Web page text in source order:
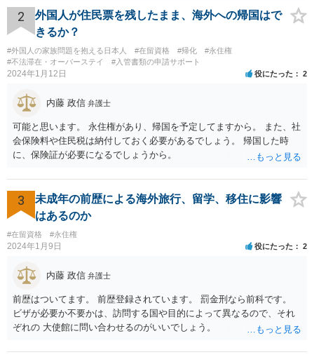
2
外国人が住民票を残したまま、海外への帰国はで
きるか？
#外国人の家族問題を抱える日本人 #在留資格 #帰化
#永住権
#不法滞在・オーバーステイ
#入管書類の申請サポート
2024年1月12日 役にたった 2
内藤 政信 弁護士
可能と思います。 永住権があり、帰国を予定してますから。 また、社
会保険料や住民税は納付しておく必要があるでしょう。 帰国した時
に、保険証が必要になるでしょうから。
3
未成年の前歴による海外旅行、留学、移住に影響
はあるのか
#在留資格 #永住権
2024年1月9日 役にたった 2
内藤 政信 弁護士
前歴はついてます。 前歴登録されています。 罰金刑なら前科です。
ビザが必要か不要かは、訪問する国や目的によって異なるので、それ
ぞれの 大使館に問い合わせるのがいいでしょう。